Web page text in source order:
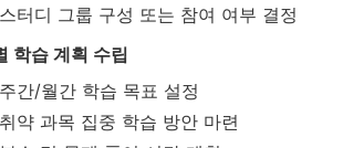
스터디 그룹 구성 또는 참여 여부 결정
학습 계획 수립
주간/월간 학습 목표 설정
취약 과목 집중 학습 방안 마련